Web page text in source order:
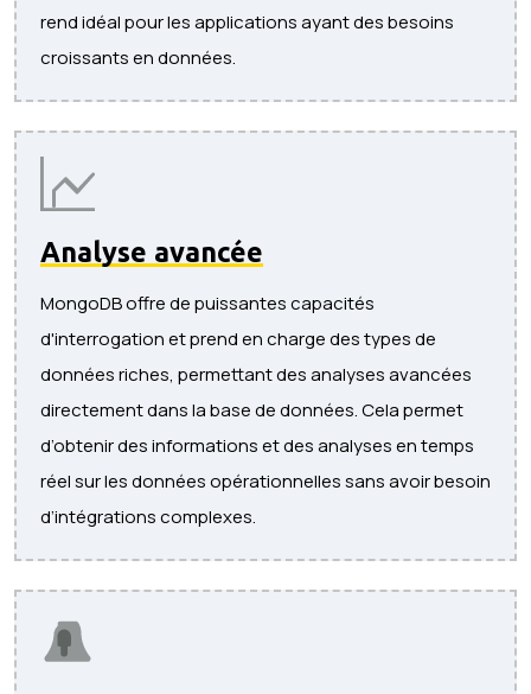
rend idéal pour les applications ayant des besoins
croissants en données.
Analyse avancée
MongoDB offre de puissantes capacités
d'interrogation et prend en charge des types de
données riches, permettant des analyses avancées
directement dans la base de données. Cela permet
d’obtenir des informations et des analyses en temps
réel sur les données opérationnelles sans avoir besoin
d’intégrations complexes.